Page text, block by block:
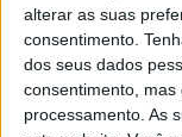
alterar as suas
consentimento.
dos seus dados
consentimento,
processamento. As
8 Os dois
9 Covas do